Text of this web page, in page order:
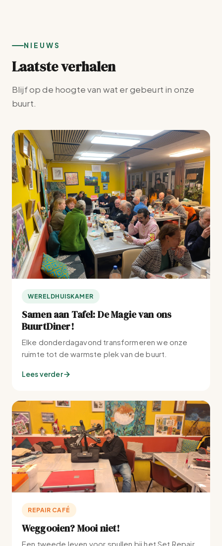
NIEUWS
Laatste verhalen
Blijf op de hoogte van wat er gebeurt in onze
buurt.
WERELDHUISKAMER
Samen aan Tafel: De Magie van ons
BuurtDiner!
Elke donderdagavond transformeren we onze
ruimte tot de warmste plek van de buurt.
Lees verder
REPAIR CAFÉ
Weggooien? Mooi niet!
Een tweede leven voor spullen bij het Set Repair